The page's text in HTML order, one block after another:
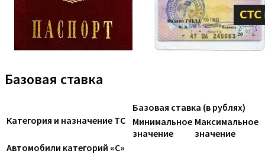
Базовая ставка
Категория и назначение ТС
Базовая ставка (в рублях)
Минимальное
значение
Максимальное
значение
Автомобили категорий «C»